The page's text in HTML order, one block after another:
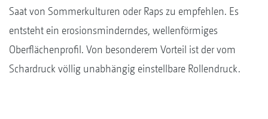
Saat von Sommerkulturen oder Raps zu empfehlen. Es
entsteht ein erosionsminderndes, wellenförmiges
Oberflächenprofil. Von besonderem Vorteil ist der vom
Schardruck völlig unabhängig einstellbare Rollendruck.